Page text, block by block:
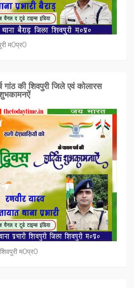
म0प्र0
गांठ की शिवपुरी जिले एवं कोलारस
शुभकामनऐं
शिवपुरी म0प्र0